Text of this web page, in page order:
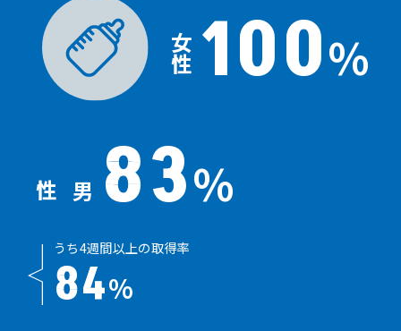
女性 100%
男性 83%
うち4週間以上の取得率
84%